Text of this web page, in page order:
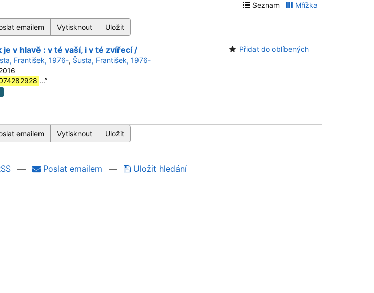
Seznam
Mřížka
je v hlavě : v té vaší, i v té zvířecí /
František, 1976-, Šusta, František, 1976-
...”
Přidat do oblíbených
— Poslat emailem — Uložit hledání